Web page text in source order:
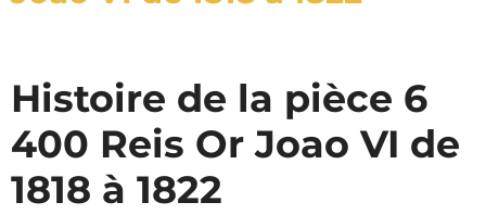
Histoire de la pièce 6
400 Reis Or Joao VI de
1818 à 1822